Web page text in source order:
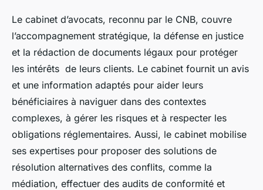
Le cabinet d’avocats, reconnu par le CNB, couvre
l’accompagnement stratégique, la défense en justice
et la rédaction de documents légaux pour protéger
les intérêts de leurs clients. Le cabinet fournit un avis
et une information adaptés pour aider leurs
bénéficiaires à naviguer dans des contextes
complexes, à gérer les risques et à respecter les
obligations réglementaires. Aussi, le cabinet mobilise
ses expertises pour proposer des solutions de
résolution alternatives des conflits, comme la
médiation, effectuer des audits de conformité et